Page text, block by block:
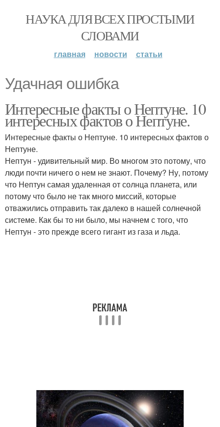
НАУКА ДЛЯ ВСЕХ ПРОСТЫМИ
СЛОВАМИ
главная новости статьи
Удачная ошибка
Интересные факты о Нептуне. 10
интересных фактов о Нептуне.
Интересные факты о Нептуне. 10 интересных фактов о
Нептуне.
Нептун - удивительный мир. Во многом это потому, что
люди почти ничего о нем не знают. Почему? Ну, потому
что Нептун самая удаленная от солнца планета, или
потому что было не так много миссий, которые
отважились отправить так далеко в нашей солнечной
системе. Как бы то ни было, мы начнем с того, что
Нептун - это прежде всего гигант из газа и льда.